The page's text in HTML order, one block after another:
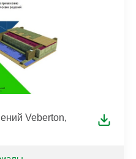
Veberton,